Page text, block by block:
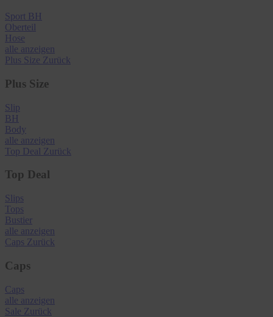
Sport BH
Oberteil
Hose
alle anzeigen
Plus Size Zurück
Plus Size
Slip
BH
Body
alle anzeigen
Top Deal Zurück
Top Deal
Slips
Tops
Bustier
alle anzeigen
Caps Zurück
Caps
Caps
alle anzeigen
Sale Zurück